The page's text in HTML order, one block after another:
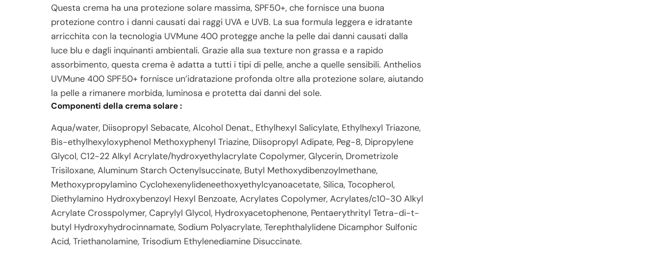
Questa crema ha una protezione solare massima, SPF50+, che fornisce una buona
protezione contro i danni causati dai raggi UVA e UVB. La sua formula leggera e idratante
arricchita con la tecnologia UVMune 400 protegge anche la pelle dai danni causati dalla
luce blu e dagli inquinanti ambientali. Grazie alla sua texture non grassa e a rapido
assorbimento, questa crema è adatta a tutti i tipi di pelle, anche a quelle sensibili. Anthelios
UVMune 400 SPF50+ fornisce un’idratazione profonda oltre alla protezione solare, aiutando
la pelle a rimanere morbida, luminosa e protetta dai danni del sole.
Componenti della crema solare :
Aqua/water, Diisopropyl Sebacate, Alcohol Denat., Ethylhexyl Salicylate, Ethylhexyl Triazone,
Bis-ethylhexyloxyphenol Methoxyphenyl Triazine, Diisopropyl Adipate, Peg-8, Dipropylene
Glycol, C12-22 Alkyl Acrylate/hydroxyethylacrylate Copolymer, Glycerin, Drometrizole
Trisiloxane, Aluminum Starch Octenylsuccinate, Butyl Methoxydibenzoylmethane,
Methoxypropylamino Cyclohexenylideneethoxyethylcyanoacetate, Silica, Tocopherol,
Diethylamino Hydroxybenzoyl Hexyl Benzoate, Acrylates Copolymer, Acrylates/c10-30 Alkyl
Acrylate Crosspolymer, Caprylyl Glycol, Hydroxyacetophenone, Pentaerythrityl Tetra-di-t-
butyl Hydroxyhydrocinnamate, Sodium Polyacrylate, Terephthalylidene Dicamphor Sulfonic
Acid, Triethanolamine, Trisodium Ethylenediamine Disuccinate.